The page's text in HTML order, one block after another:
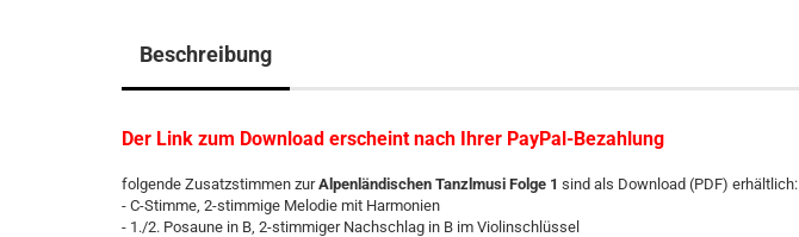
Beschreibung
Der Link zum Download erscheint nach Ihrer PayPal-Bezahlung
folgende Zusatzstimmen zurAlpenländischen Tanzlmusi Folge 1 sind als Download (PDF) erhältlich:
- C-Stimme, 2-stimmige Melodie mit Harmonien
- 1./2. Posaune in B, 2-stimmiger Nachschlag in B im Violinschlüssel